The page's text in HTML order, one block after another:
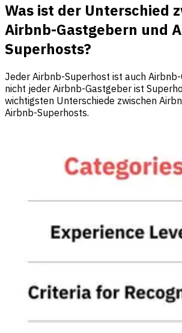
Was ist der Unterschied
Airbnb-Gastgebern und
Superhosts?
Jeder Airbnb-Superhost ist auch
nicht jeder Airbnb-Gastgeber ist
wichtigsten Unterschiede zwischen
Airbnb-Superhosts.